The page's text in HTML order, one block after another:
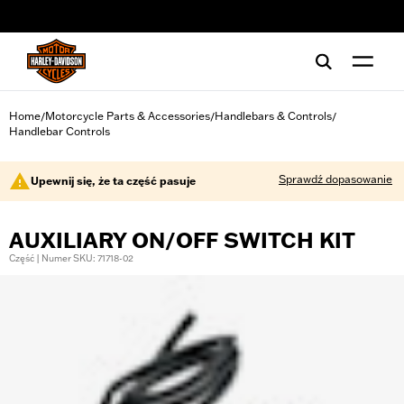
Home/Motorcycle Parts & Accessories/Handlebars & Controls/
Handlebar Controls
Upewnij się, że ta część pasuje Sprawdź dopasowanie
AUXILIARY ON/OFF SWITCH KIT
Część | Numer SKU: 71718-02